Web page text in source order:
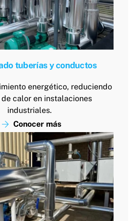
tuberías y conductos
energético, reduciendo
calor en instalaciones
industriales.
Conocer más